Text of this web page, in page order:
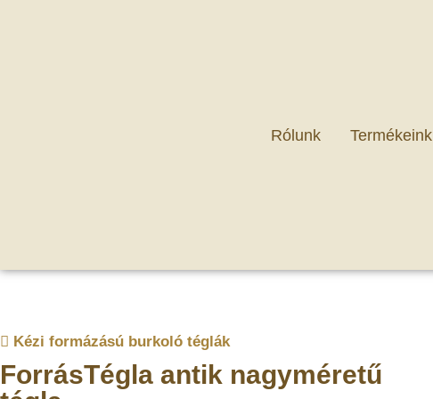
Rólunk Termékeink
Kézi formázású burkoló téglák
ForrásTégla antik nagyméretű